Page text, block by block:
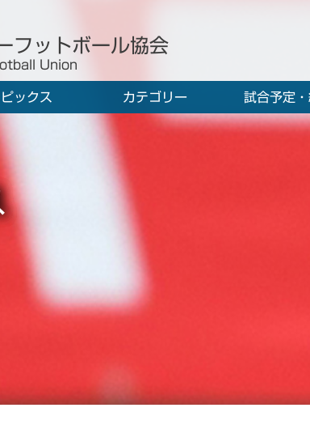
フットボール協会
Union
ピックス カテゴリー 試合予定